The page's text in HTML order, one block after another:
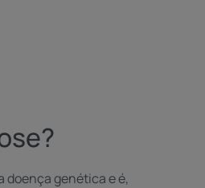
doença genética e é,